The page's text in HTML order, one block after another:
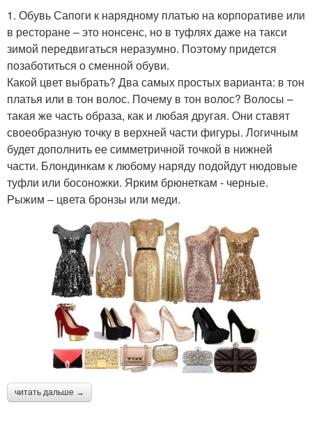
1. Обувь Сапоги к нарядному платью на корпоративе или
в ресторане – это нонсенс, но в туфлях даже на такси
зимой передвигаться неразумно. Поэтому придется
позаботиться о сменной обуви.
Какой цвет выбрать? Два самых простых варианта: в тон
платья или в тон волос. Почему в тон волос? Волосы –
такая же часть образа, как и любая другая. Они ставят
своеобразную точку в верхней части фигуры. Логичным
будет дополнить ее симметричной точкой в нижней
части. Блондинкам к любому наряду подойдут нюдовые
туфли или босоножки. Ярким брюнеткам - черные.
Рыжим – цвета бронзы или меди.
читать дальше →